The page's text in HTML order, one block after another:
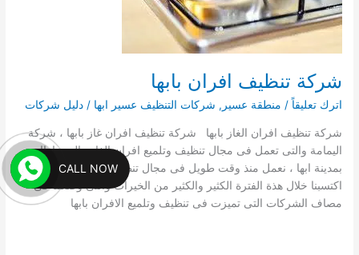
تنظيف
الخزانات
شركة تنظيف افران بابها
اترك تعليقاً / منطقة عسير , شركات التنظيف عسير ابها /دليل شركات
شركة تنظيف افران الغاز بابها شركة تنظيف افران غاز بابها ، شركة
اليمامة والتى تعمل فى مجال تنظيف وتلميع افران الغاز والبوتجازاات
بمدينة ابها ، نعمل منذ وقت طويل فى مجال تنظيف الافران بابها
اكتسبنا خلال هذة الفترة الكثير والكثير من الخيرات والتى وضعتنا فى
مصاف الشركات التى تميزت فى تنظيف وتلميع الافران بابها
CALL NOW